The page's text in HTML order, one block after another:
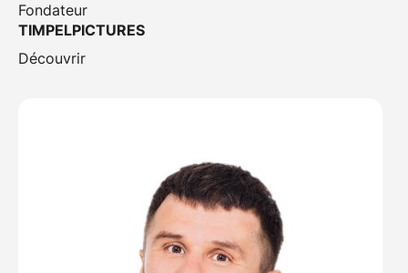
Fondateur
TIMPELPICTURES
Découvrir